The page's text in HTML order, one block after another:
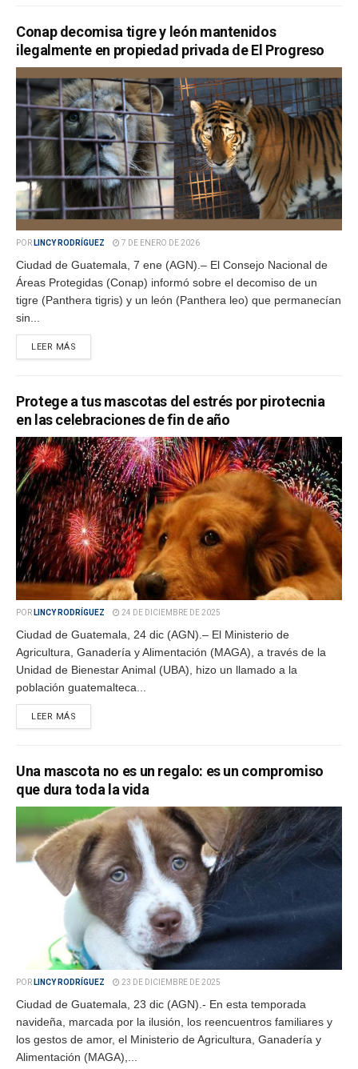
Conap decomisa tigre y león mantenidos
ilegalmente en propiedad privada de El Progreso
POR LINCY RODRÍGUEZ 7 DE ENERO DE 2026
Ciudad de Guatemala, 7 ene (AGN).– El Consejo Nacional de
Áreas Protegidas (Conap) informó sobre el decomiso de un
tigre (Panthera tigris) y un león (Panthera leo) que permanecían
sin...
LEER MÁS
Protege a tus mascotas del estrés por pirotecnia
en las celebraciones de fin de año
POR LINCY RODRÍGUEZ 24 DE DICIEMBRE DE 2025
Ciudad de Guatemala, 24 dic (AGN).– El Ministerio de
Agricultura, Ganadería y Alimentación (MAGA), a través de la
Unidad de Bienestar Animal (UBA), hizo un llamado a la
población guatemalteca...
LEER MÁS
Una mascota no es un regalo: es un compromiso
que dura toda la vida
POR LINCY RODRÍGUEZ 23 DE DICIEMBRE DE 2025
Ciudad de Guatemala, 23 dic (AGN).- En esta temporada
navideña, marcada por la ilusión, los reencuentros familiares y
los gestos de amor, el Ministerio de Agricultura, Ganadería y
Alimentación (MAGA),...